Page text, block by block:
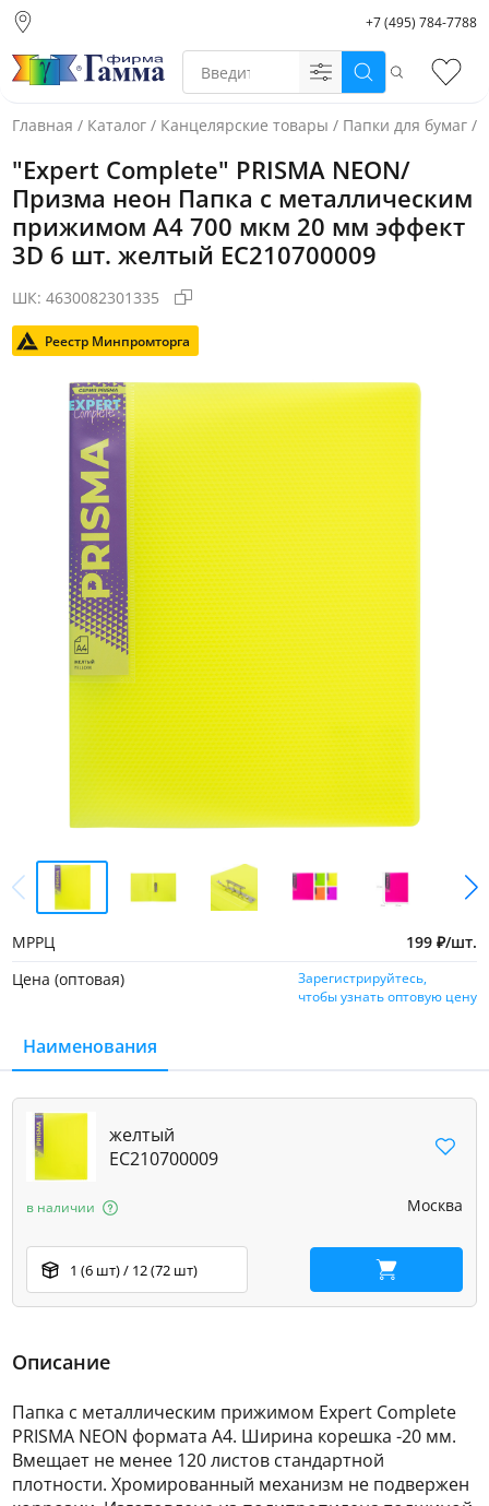
склад)
Санкт-Петербург
Екатеринбург
+7 (495) 784-7788
Поиск
Главная / Каталог / Канцелярские товары / Папки для бумаг /
Фото товара
"Expert Complete" PRISMA NEON/
Призма неон Папка с металлическим
прижимом A4 700 мкм 20 мм эффект
3D 6 шт. желтый EC210700009
ШК: 4630082301335
Реестр Минпромторга
МРРЦ 199 ₽/шт.
Цена (оптовая)
Зарегистрируйтесь,
чтобы узнать оптовую цену
Наименования
желтый
EC210700009
Москва
в наличии
1 (6 шт) / 12 (72 шт) В корзину
Описание
Папка с металлическим прижимом Expert Complete
PRISMA NEON формата А4. Ширина корешка -20 мм.
Вмещает не менее 120 листов стандартной
плотности. Хромированный механизм не подвержен